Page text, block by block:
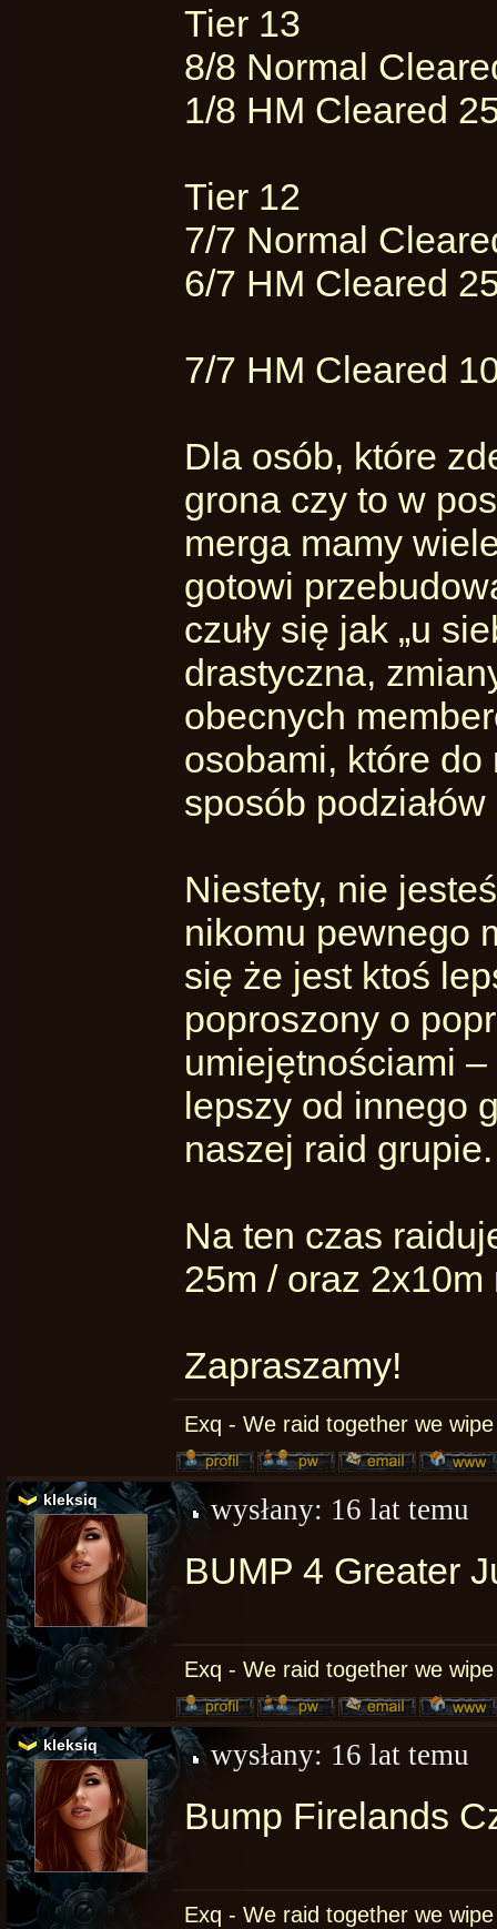
Tier 13
8/8 Normal
1/8 HM Cleared
Tier 12
7/7 Normal
6/7 HM Cleared
7/7 HM Cleared
Dla osób, które
grona czy to w
merga mamy
gotowi
czuły się jak „u
drastyczna,
obecnych
osobami, które
sposób podziałów
Niestety, nie
nikomu pewnego
się że jest ktoś
poproszony o
umiejętnościami
lepszy od innego
naszej raid grupie.
Na ten czas
25m / oraz
Zapraszamy!
Exq - We raid together we
kleksiq wysłany: 16 lat temu
BUMP 4 Greater
Exq - We raid together we
kleksiq wysłany: 16 lat temu
Bump Firelands
Exq - We raid together we